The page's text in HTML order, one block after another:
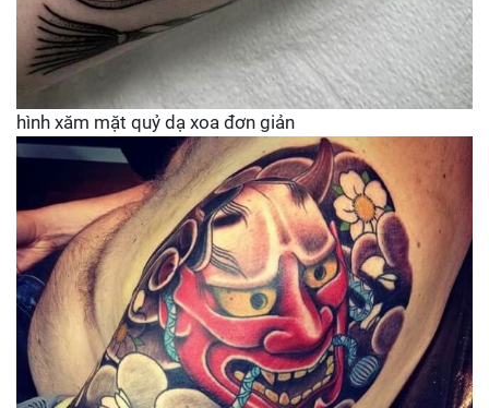
hình xăm mặt quỷ dạ xoa đơn giản